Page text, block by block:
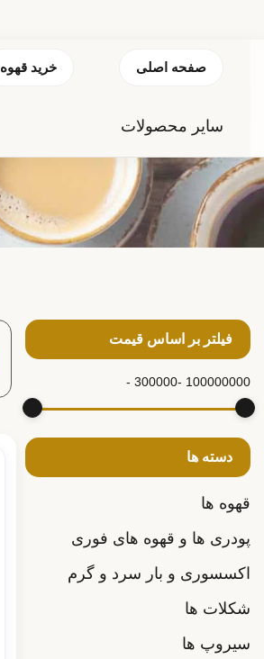
صفحه اصلی خرید قهوه
سایر محصولات
فیلتر بر اساس قیمت
300000 - 100000000 -
دسته ها
قهوه ها
پودری ها و قهوه های فوری
اکسسوری و بار سرد و گرم
شکلات ها
سیروپ ها